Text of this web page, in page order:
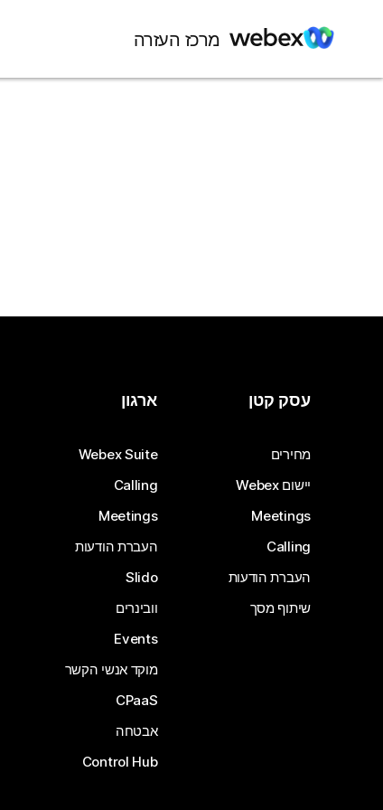
מרכז העזרה
עסק קטן
מחירים
יישום Webex
Meetings
Calling
העברת הודעות
שיתוף מסך
ארגון
Webex Suite
Calling
Meetings
העברת הודעות
Slido
וובינרים
Events
מוקד אנשי הקשר
CPaaS
אבטחה
Control Hub